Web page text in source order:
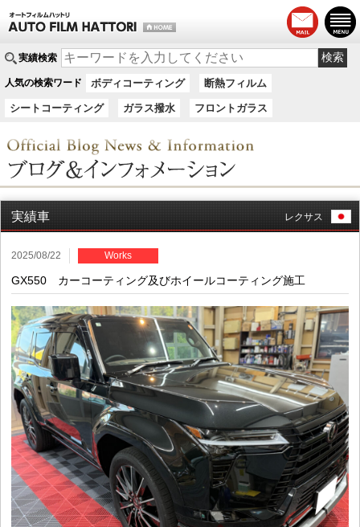
実績検索
人気の検索ワード ボディコーティング 断熱フィルム
シートコーティング ガラス撥水 フロントガラス
実績車 レクサス
2025/08/22 Works
GX550 カーコーティング及びホイールコーティング施工